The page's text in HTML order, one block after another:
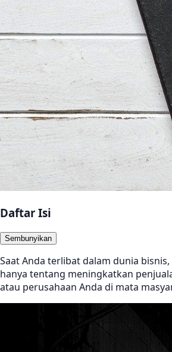
Daftar Isi
Sembunyikan
Saat Anda terlibat dalam dunia
hanya tentang meningkatkan
atau perusahaan Anda di mata